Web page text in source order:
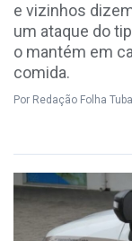
e vizinhos
um ataque do
o mantém em
comida.
Por Redação Folha